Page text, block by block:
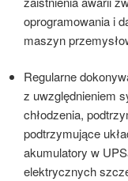
oprogramowania i
maszyn
Regularne
z uwzględnieniem
chłodzenia,
podtrzymujące
akumulatory w
elektrycznych